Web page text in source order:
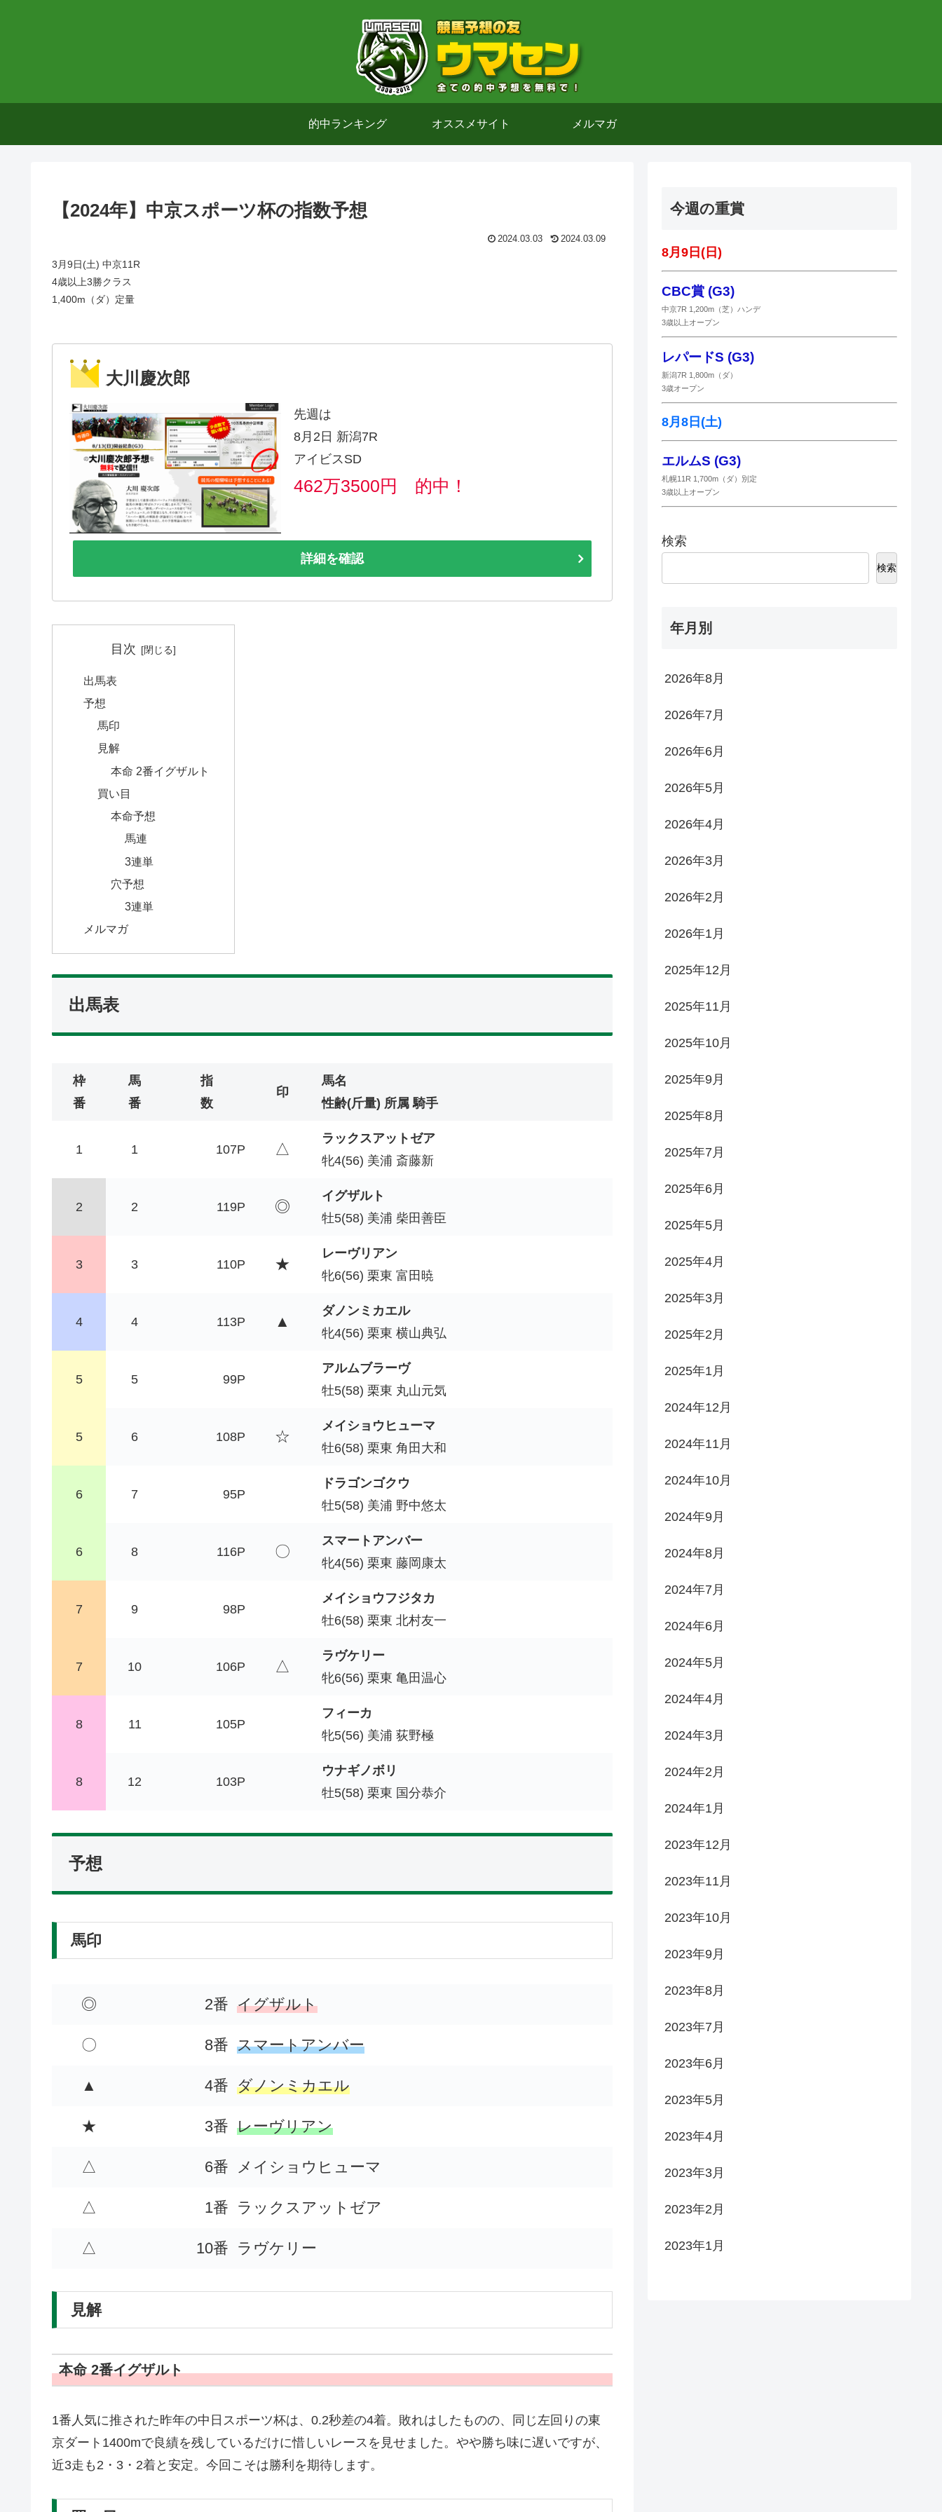
的中ランキング オススメサイト メルマガ
【2024年】中京スポーツ杯の指数予想
2024.03.03 2024.03.09
3月9日(土) 中京11R
4歳以上3勝クラス
1,400m（ダ）定量
大川慶次郎
先週は
8月2日 新潟7R
アイビスSD
462万3500円 的中！
詳細を確認
目次
出馬表
予想
馬印
見解
本命 2番イグザルト
買い目
本命予想
馬連
3連単
穴予想
3連単
メルマガ
出馬表
枠
番
馬
番
指
数
印
馬名
性齢(斤量) 所属 騎手
1 1 107P △
ラックスアットゼア
牝4(56) 美浦 斎藤新
2 2 119P ◎
イグザルト
牡5(58) 美浦 柴田善臣
3 3 110P ★
レーヴリアン
牝6(56) 栗東 富田暁
4 4 113P ▲
ダノンミカエル
牝4(56) 栗東 横山典弘
5 5 99P
アルムブラーヴ
牡5(58) 栗東 丸山元気
5 6 108P ☆
メイショウヒューマ
牡6(58) 栗東 角田大和
6 7 95P
ドラゴンゴクウ
牡5(58) 美浦 野中悠太
6 8 116P 〇
スマートアンバー
牝4(56) 栗東 藤岡康太
7 9 98P
メイショウフジタカ
牡6(58) 栗東 北村友一
7 10 106P △
ラヴケリー
牝6(56) 栗東 亀田温心
8 11 105P
フィーカ
牝5(56) 美浦 荻野極
8 12 103P
ウナギノボリ
牡5(58) 栗東 国分恭介
予想
馬印
◎ 2番 イグザルト
〇 8番 スマートアンバー
▲ 4番 ダノンミカエル
★ 3番 レーヴリアン
△ 6番 メイショウヒューマ
△ 1番 ラックスアットゼア
△ 10番 ラヴケリー
見解
本命 2番イグザルト
1番人気に推された昨年の中日スポーツ杯は、0.2秒差の4着。敗れはしたものの、同じ左回りの東
京ダート1400mで良績を残しているだけに惜しいレースを見せました。やや勝ち味に遅いですが、
近3走も2・3・2着と安定。今回こそは勝利を期待します。
今週の重賞
8月9日(日)
CBC賞 (G3)
中京7R 1,200m（芝）ハンデ
3歳以上オープン
レパードS (G3)
新潟7R 1,800m（ダ）
3歳オープン
8月8日(土)
エルムS (G3)
札幌11R 1,700m（ダ）別定
3歳以上オープン
検索
検索
年月別
2026年8月
2026年7月
2026年6月
2026年5月
2026年4月
2026年3月
2026年2月
2026年1月
2025年12月
2025年11月
2025年10月
2025年9月
2025年8月
2025年7月
2025年6月
2025年5月
2025年4月
2025年3月
2025年2月
2025年1月
2024年12月
2024年11月
2024年10月
2024年9月
2024年8月
2024年7月
2024年6月
2024年5月
2024年4月
2024年3月
2024年2月
2024年1月
2023年12月
2023年11月
2023年10月
2023年9月
2023年8月
2023年7月
2023年6月
2023年5月
2023年4月
2023年3月
2023年2月
2023年1月